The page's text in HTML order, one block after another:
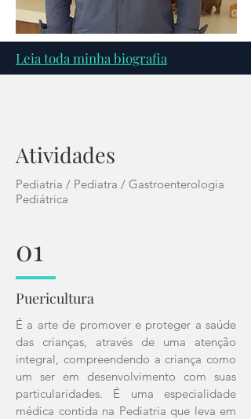
Leia toda minha biografia
Atividades
Pediatria / Pediatra / Gastroenterologia
Pediátrica
01
Puericultura
É a arte de promover e proteger a saúde
das crianças, através de uma atenção
integral, compreendendo a criança como
um ser em desenvolvimento com suas
particularidades. É uma especialidade
médica contida na Pediatria que leva em